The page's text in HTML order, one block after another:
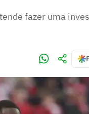
fazer uma